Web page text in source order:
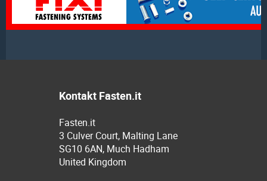
Kontakt Fasten.it
Fasten.it
3 Culver Court, Malting Lane
SG10 6AN, Much Hadham
United Kingdom